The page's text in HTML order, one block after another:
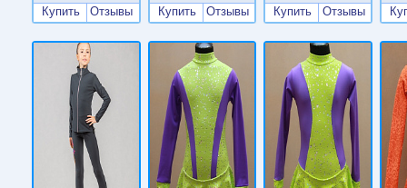
Купить Отзывы Купить Отзывы Купить Отзывы